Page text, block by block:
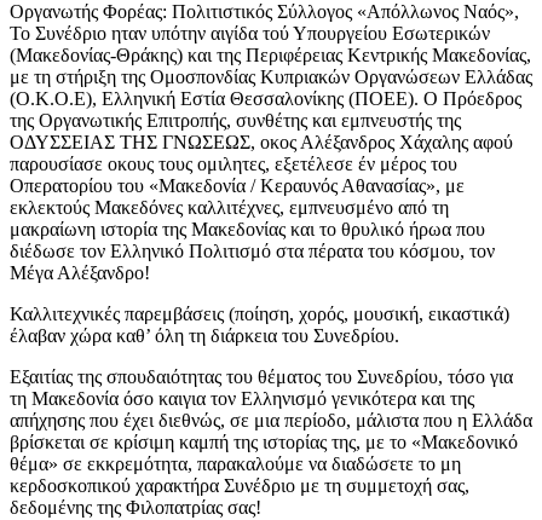
Οργανωτής Φορέας: Πολιτιστικός Σύλλογος «Απόλλωνος Ναός»,
Το Συνέδριο ηταν υπότην αιγίδα τού Υπουργείου Εσωτερικών
(Μακεδονίας-Θράκης) και της Περιφέρειας Κεντρικής Μακεδονίας,
με τη στήριξη της Ομοσπονδίας Κυπριακών Οργανώσεων Ελλάδας
(Ο.Κ.Ο.Ε), Ελληνική Εστία Θεσσαλονίκης (ΠΟΕΕ). Ο Πρόεδρος
της Οργανωτικής Επιτροπής, συνθέτης και εμπνευστής της
ΟΔΥΣΣΕΙΑΣ ΤΗΣ ΓΝΩΣΕΩΣ, οκος Αλέξανδρος Χάχαλης αφού
παρουσίασε οκους τους ομιλητες, εξετέλεσε έν μέρος του
Οπερατορίου του «Μακεδονία / Κεραυνός Αθανασίας», με
εκλεκτούς Μακεδόνες καλλιτέχνες, εμπνευσμένο από τη
μακραίωνη ιστορία της Μακεδονίας και το θρυλικό ήρωα που
διέδωσε τον Ελληνικό Πολιτισμό στα πέρατα του κόσμου, τον
Μέγα Αλέξανδρο!
Καλλιτεχνικές παρεμβάσεις (ποίηση, χορός, μουσική, εικαστικά)
έλαβαν χώρα καθ’ όλη τη διάρκεια του Συνεδρίου.
Εξαιτίας της σπουδαιότητας του θέματος του Συνεδρίου, τόσο για
τη Μακεδονία όσο καιγια τον Ελληνισμό γενικότερα και της
απήχησης που έχει διεθνώς, σε μια περίοδο, μάλιστα που η Ελλάδα
βρίσκεται σε κρίσιμη καμπή της ιστορίας της, με το «Μακεδονικό
θέμα» σε εκκρεμότητα, παρακαλούμε να διαδώσετε το μη
κερδοσκοπικού χαρακτήρα Συνέδριο με τη συμμετοχή σας,
δεδομένης της Φιλοπατρίας σας!